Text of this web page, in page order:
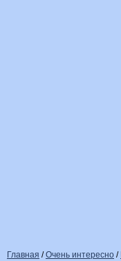
Главная /Очень интересно /